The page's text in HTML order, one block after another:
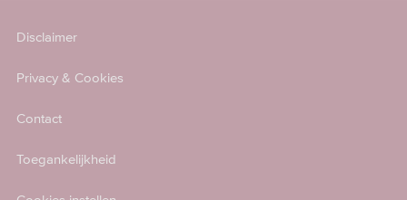
Disclaimer
Privacy & Cookies
Contact
Toegankelijkheid